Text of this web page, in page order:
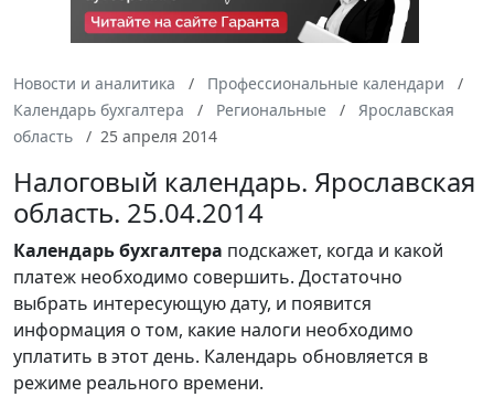
Новости и аналитика
Профессиональные календари
Календарь бухгалтера
Региональные
Ярославская
область
25 апреля 2014
Налоговый календарь. Ярославская
область. 25.04.2014
Календарьбухгалтера подскажет, когда и какой
платеж необходимо совершить. Достаточно
выбрать интересующую дату, и появится
информация о том, какие налоги необходимо
уплатить в этот день. Календарь обновляется в
режиме реального времени.